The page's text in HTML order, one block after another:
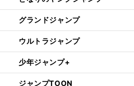
グランドジャンプ
ウルトラジャンプ
少年ジャンプ+
ジャンプTOON